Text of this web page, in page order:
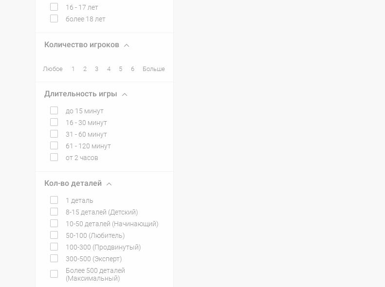
16 - 17 лет
более 18 лет
Количество игроков
Любое 1 2 3 4 5 6 Больше
Длительность игры
до 15 минут
16 - 30 минут
31 - 60 минут
61 - 120 минут
от 2 часов
Кол-во деталей
1 деталь
8-15 деталей (Детский)
10-50 деталей (Начинающий)
50-100 (Любитель)
100-300 (Продвинутый)
300-500 (Эксперт)
Более 500 деталей
(Максимальный)